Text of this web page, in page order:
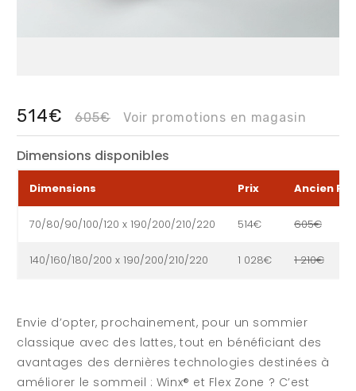
514€ 605€ Voir promotions en magasin
Dimensions disponibles
Dimensions Prix Ancien
70/80/90/100/120 x 190/200/210/220 514€ 605€
140/160/180/200 x 190/200/210/220 1 028€ 1 210€
Envie d’opter, prochainement, pour un sommier
classique avec des lattes, tout en bénéficiant des
avantages des dernières technologies destinées à
améliorer le sommeil : Winx® et Flex Zone ? C’est